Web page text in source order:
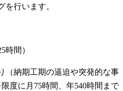
を行います。
時間）
（納期工期の逼迫や突発的な事
度に月75時間、年540時間まで